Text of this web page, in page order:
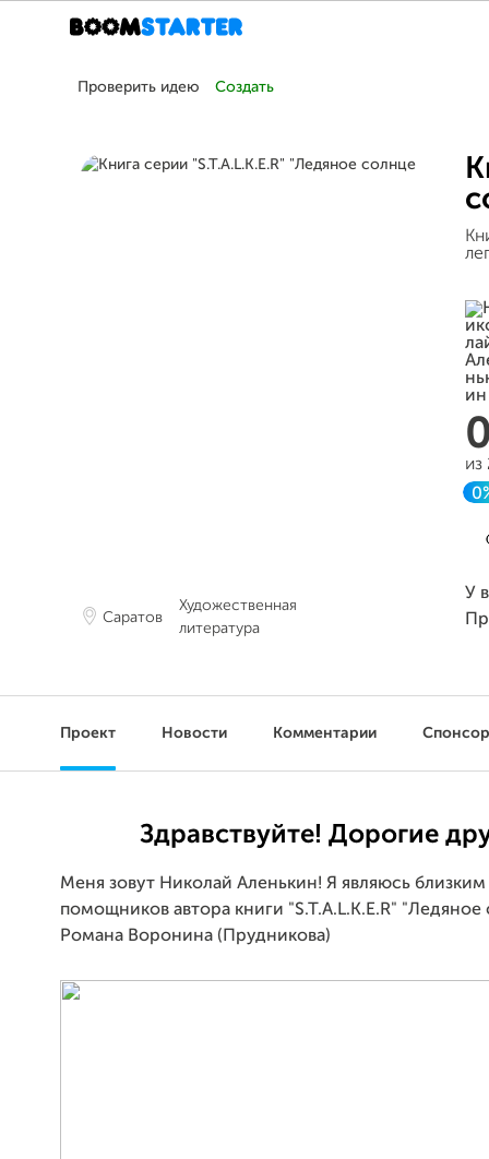
Проверить идею Создать
Саратов
Художественная
литература
из
У
Проект Новости Комментарии
Здравствуйте! Дорогие
Меня зовут Николай Аленькин! Я являюсь
помощников автора книги "S.T.A.L.K.E.R" "Ледяное
Романа Воронина (Прудникова)